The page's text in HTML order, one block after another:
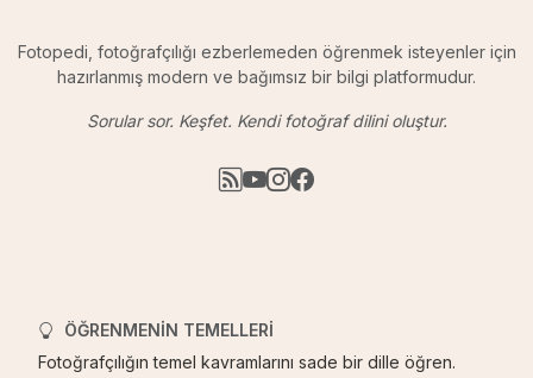
Fotopedi, fotoğrafçılığı ezberlemeden öğrenmek isteyenler için
hazırlanmış modern ve bağımsız bir bilgi platformudur.
Sorular sor. Keşfet. Kendi fotoğraf dilini oluştur.
ÖĞRENMENIN TEMELLERI
Fotoğrafçılığın temel kavramlarını sade bir dille öğren.